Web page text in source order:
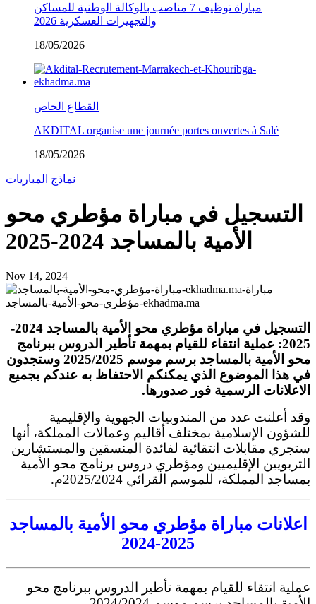
مباراة توظيف 7 مناصب بالوكالة الوطنية للمساكن
والتجهيزات العسكرية 2026
18/05/2026
القطاع الخاص
AKDITAL organise une journée portes ouvertes à Salé
18/05/2026
نماذج المباريات
التسجيل في مباراة مؤطري محو
الأمية بالمساجد 2024-2025
Nov 14, 2024
مباراة-
مؤطري-محو-الأمية-بالمساجد-ekhadma.ma
التسجيل في مباراة مؤطري محو الأمية بالمساجد 2024-
2025: عملية انتقاء للقيام بمهمة تأطير الدروس ببرنامج
محو الأمية بالمساجد برسم موسم 2025/2025 وستجدون
في هذا الموضوع الذي يمكنكم الاحتفاظ به عندكم بجميع
الاعلانات الرسمية فور صدورها.
وقد أعلنت عدد من المندوبيات الجهوية والإقليمية
للشؤون الإسلامية بمختلف أقاليم وعمالات المملكة، أنها
ستجري مقابلات انتقائية لفائدة المنسقين والمستشارين
التربويين الإقليميين ومؤطري دروس برنامج محو الأمية
بمساجد المملكة، للموسم القرائي 2025/2024م.
اعلانات مباراة مؤطري محو الأمية بالمساجد
2025-2024
عملية انتقاء للقيام بمهمة تأطير الدروس ببرنامج محو